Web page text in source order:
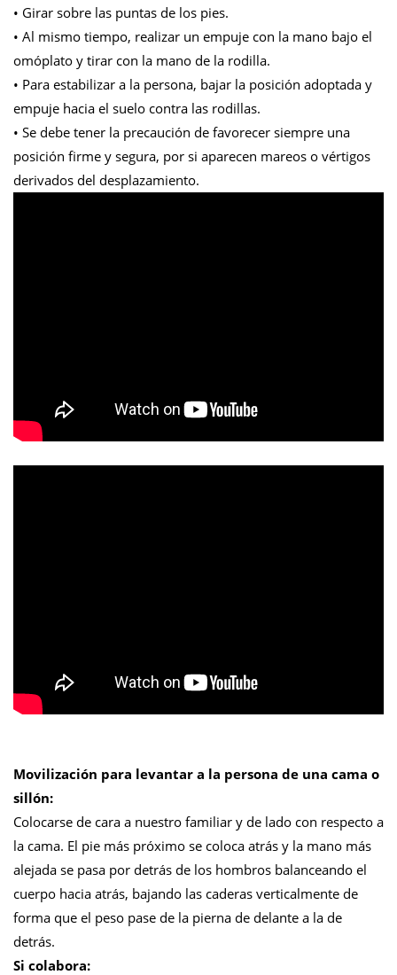
• Girar sobre las puntas de los pies.
• Al mismo tiempo, realizar un empuje con la mano bajo el
omóplato y tirar con la mano de la rodilla.
• Para estabilizar a la persona, bajar la posición adoptada y
empuje hacia el suelo contra las rodillas.
• Se debe tener la precaución de favorecer siempre una
posición firme y segura, por si aparecen mareos o vértigos
derivados del desplazamiento.
Movilización para levantar a la persona de una cama o
sillón:
Colocarse de cara a nuestro familiar y de lado con respecto a
la cama. El pie más próximo se coloca atrás y la mano más
alejada se pasa por detrás de los hombros balanceando el
cuerpo hacia atrás, bajando las caderas verticalmente de
forma que el peso pase de la pierna de delante a la de
detrás.
Si colabora: